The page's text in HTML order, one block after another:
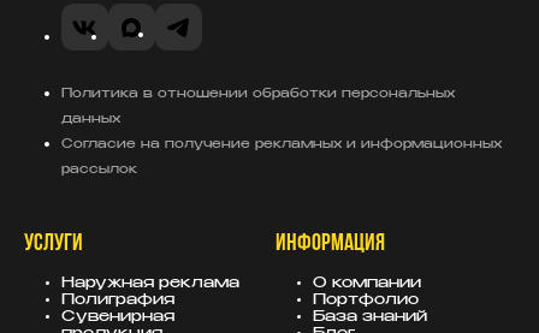
VK MAXTelegram
Политика в отношении обработки персональных
данных
Согласие на получение рекламных и информационных
рассылок
УСЛУГИ
Наружная реклама
Полиграфия
Сувенирная
ИНФОРМАЦИЯ
О компании
Портфолио
База знаний